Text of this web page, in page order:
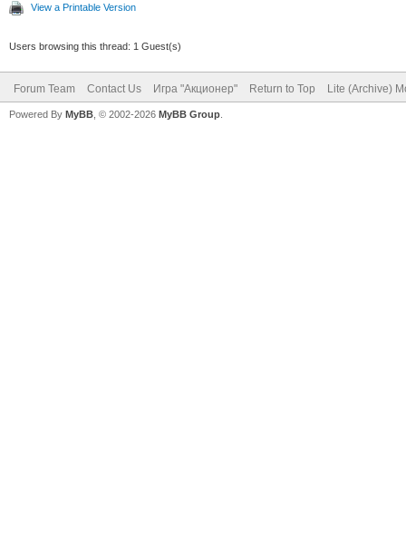
View a Printable Version
Users browsing this thread: 1 Guest(s)
Forum Team Contact Us Игра "Акционер" Return to Top Lite (Archive)
Powered By MyBB , © 2002-2026 MyBB Group